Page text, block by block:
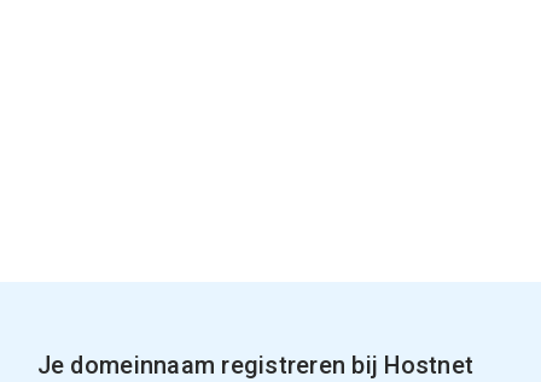
Je domeinnaam registreren bij Hostnet